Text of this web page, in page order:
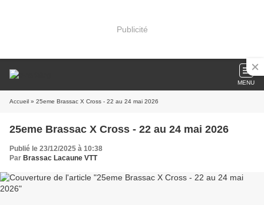
Publicité
MENU
Accueil » 25eme Brassac X Cross - 22 au 24 mai 2026
25eme Brassac X Cross - 22 au 24 mai 2026
Publié le 23/12/2025 à 10:38
Par Brassac Lacaune VTT